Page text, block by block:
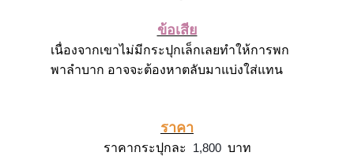
ข้อเสีย
เนื่องจากเขาไม่มีกระปุกเล็กเลยทำให้การพก
พาลำบาก อาจจะต้องหาตลับมาแบ่งใส่แทน
ราคา
ราคากระปุกละ 1,800 บาท